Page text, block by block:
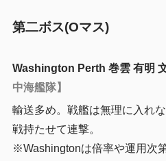
第二ボス(Oマス)
Washington Perth 巻雲 有明
中海艦隊】
輸送多め。戦艦は無理に入れ
戦持たせて連撃。
※Washingtonは倍率や運用次